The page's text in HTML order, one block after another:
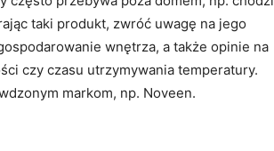
taki produkt, zwróć uwagę na jego
wnętrza, a także opinie na
czy czasu utrzymywania temperatury.
markom, np. Noveen.